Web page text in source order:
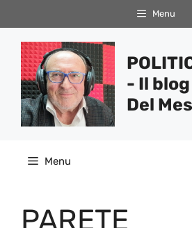
al
contenuto
Menu
- Il
Del
Menu
PARETE